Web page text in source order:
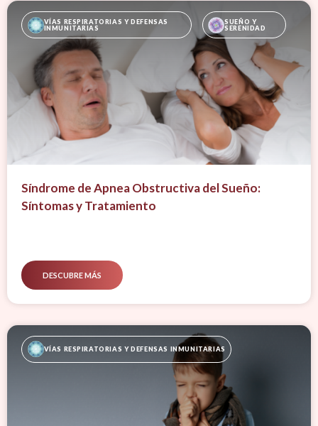
VÍAS RESPIRATORIAS Y DEFENSAS
INMUNITARIAS
SUEÑO Y
SERENIDAD
Síndrome de Apnea Obstructiva del Sueño:
Síntomas y Tratamiento
DESCUBRE MÁS
VÍAS RESPIRATORIAS Y DEFENSAS INMUNITARIAS